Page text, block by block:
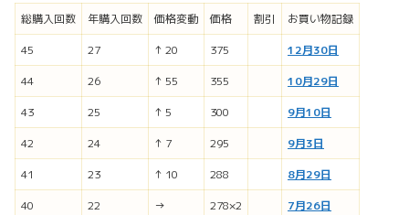
総購入回数 年購入回数 価格変動 価格 割引
お買い物記録
45
27 ↑ 20 375
12月30日
44
26 ↑ 55 355
10月29日
43
25 ↑ 5 300
9月10日
42
24 ↑ 7 295
9月3日
41
23 ↑ 10 288
8月29日
40
22 → 278×2
7月26日